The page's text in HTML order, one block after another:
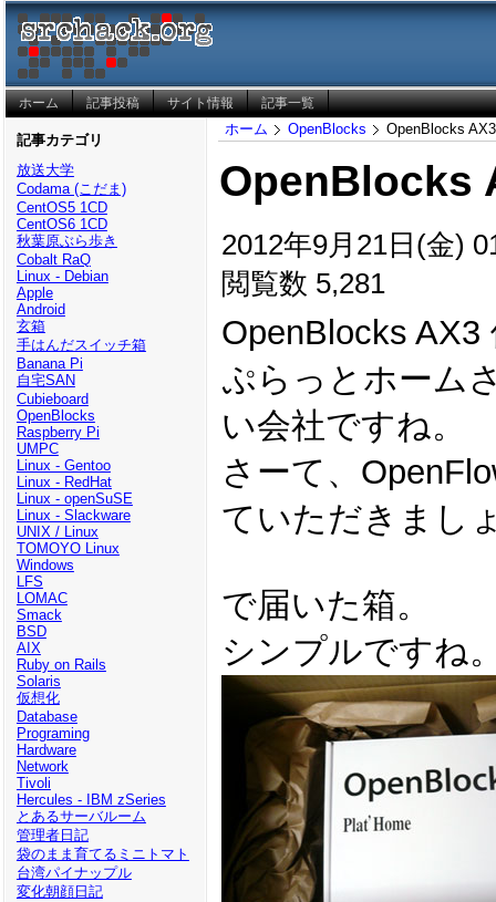
ホーム 記事投稿 サイト情報 記事一覧
記事カテゴリ
放送大学
Codama (こだま)
CentOS5 1CD
CentOS6 1CD
秋葉原ぶら歩き
Cobalt RaQ
Linux - Debian
Apple
Android
玄箱
手はんだスイッチ箱
Banana Pi
自宅SAN
Cubieboard
OpenBlocks
Raspberry Pi
UMPC
Linux - Gentoo
Linux - RedHat
Linux - openSuSE
Linux - Slackware
UNIX / Linux
TOMOYO Linux
Windows
LFS
LOMAC
Smack
BSD
AIX
Ruby on Rails
Solaris
仮想化
Database
Programing
Hardware
Network
Tivoli
Hercules - IBM zSeries
とあるサーバルーム
管理者日記
袋のまま育てるミニトマト
台湾パイナップル
変化朝顔日記
ホーム OpenBlocks OpenBlocks
OpenBlocks
2012年9月21日(金)
閲覧数 5,281
OpenBlocks AX3
ぷらっとホーム
い会社ですね。
さーて、
ていただきまし
で届いた箱。
シンプルですね